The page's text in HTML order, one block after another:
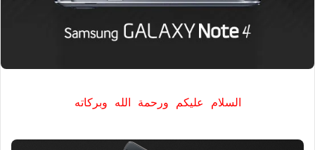
السلام عليكم ورحمة الله وبركاته